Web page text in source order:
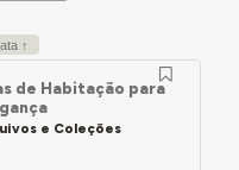
de Habitação para
e Coleções